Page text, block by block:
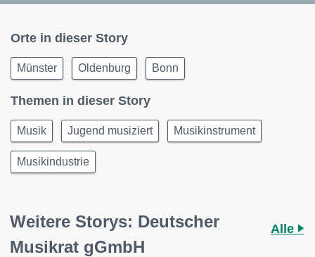
Orte in dieser Story
Münster Oldenburg Bonn
Themen in dieser Story
Musik Jugend musiziert Musikinstrument
Musikindustrie
Weitere Storys: Deutscher
Musikrat gGmbH
Alle